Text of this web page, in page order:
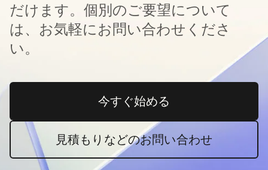
だけます。個別のご要望について
は、お気軽にお問い合わせくださ
い。
今すぐ始める新しいタブで開く
見積もりなどのお問い合わせ